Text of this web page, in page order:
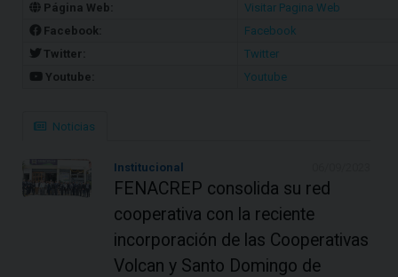
Página Web:
Visitar Pagina Web
Facebook:
Facebook
Twitter:
Twitter
Youtube:
Youtube
Noticias
Institucional
FENACREP consolida su red
cooperativa con la reciente
incorporación de las Cooperativas
Volcan y Santo Domingo de